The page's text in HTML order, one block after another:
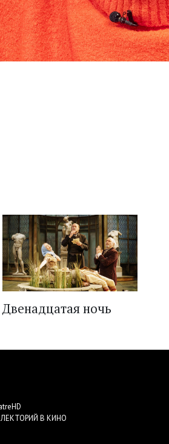
Двенадцатая ночь
В КИНО